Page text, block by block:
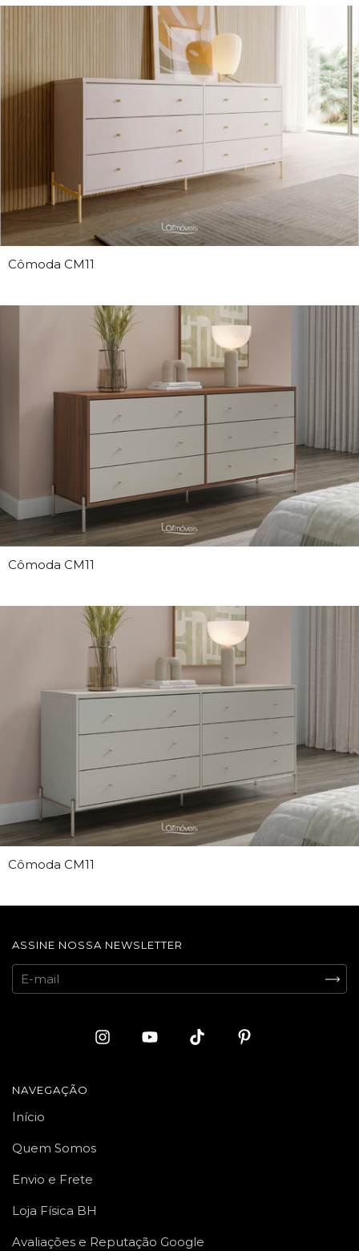
Cômoda CM11
Cômoda CM11
Cômoda CM11
ASSINE NOSSA NEWSLETTER
NAVEGAÇÃO
Início
Quem Somos
Envio e Frete
Loja Física BH
Avaliações e Reputação Google